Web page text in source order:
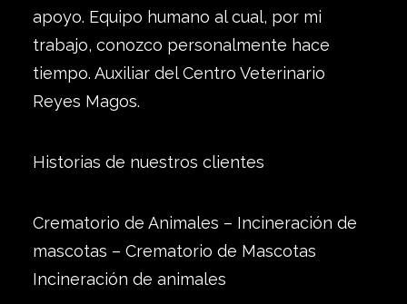
apoyo. Equipo humano al cual, por mi
trabajo, conozco personalmente hace
tiempo. Auxiliar del Centro Veterinario
Reyes Magos.
Historias de nuestros clientes
Crematorio de Animales – Incineración de
mascotas – Crematorio de Mascotas
Incineración de animales